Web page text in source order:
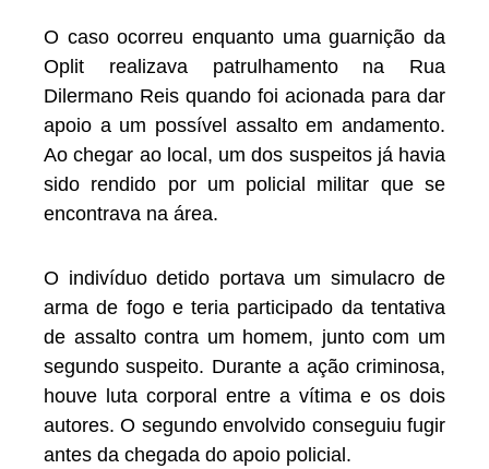
O caso ocorreu enquanto uma guarnição da
Oplit realizava patrulhamento na Rua
Dilermano Reis quando foi acionada para dar
apoio a um possível assalto em andamento.
Ao chegar ao local, um dos suspeitos já havia
sido rendido por um policial militar que se
encontrava na área.
O indivíduo detido portava um simulacro de
arma de fogo e teria participado da tentativa
de assalto contra um homem, junto com um
segundo suspeito. Durante a ação criminosa,
houve luta corporal entre a vítima e os dois
autores. O segundo envolvido conseguiu fugir
antes da chegada do apoio policial.